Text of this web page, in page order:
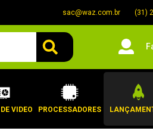
sac@waz.com.br (31)
VIDEO PROCESSADORES